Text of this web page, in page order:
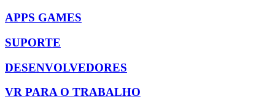
APPS GAMES
SUPORTE
DESENVOLVEDORES
VR PARA O TRABALHO